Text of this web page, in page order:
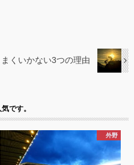
まくいかない3つの理由
です。
外野